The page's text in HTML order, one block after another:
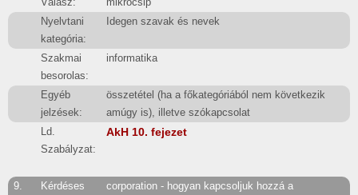
Nyelvtani
kategória:
Idegen szavak és nevek
Szakmai
besorolas:
informatika
Egyéb
jelzések:
összetétel (ha a főkategóriából nem következik
amúgy is), illetve szókapcsolat
Ld.
Szabályzat:
AkH 10. fejezet
9.
Kérdéses
corporation - hogyan kapcsoljuk hozzá a